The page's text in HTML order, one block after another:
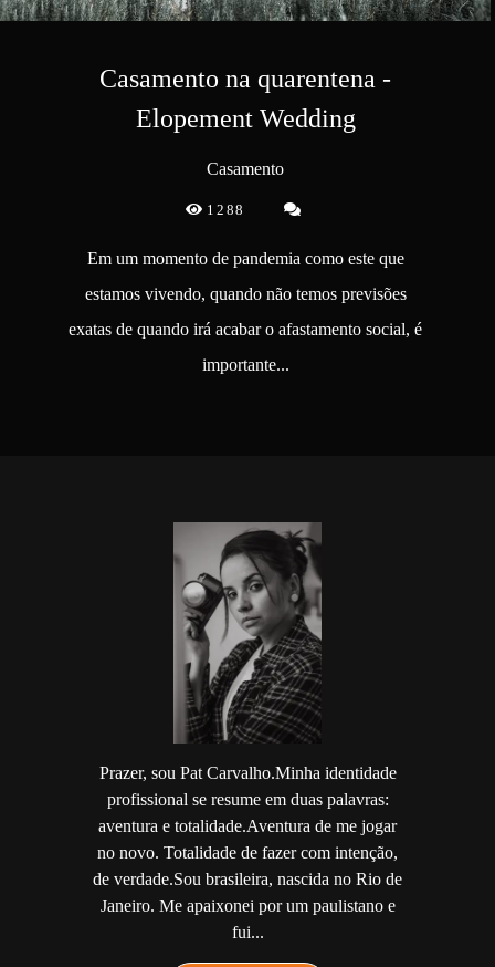
Casamento na quarentena -
Elopement Wedding
Casamento
1288
Em um momento de pandemia como este que
estamos vivendo, quando não temos previsões
exatas de quando irá acabar o afastamento social, é
importante...
Prazer, sou Pat Carvalho.Minha identidade
profissional se resume em duas palavras:
aventura e totalidade.Aventura de me jogar
no novo. Totalidade de fazer com intenção,
de verdade.Sou brasileira, nascida no Rio de
Janeiro. Me apaixonei por um paulistano e
fui...